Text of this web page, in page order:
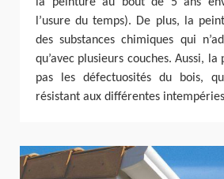
l’usure du temps). De plus, la
des substances chimiques qui
qu’avec plusieurs couches. Aussi,
pas les défectuosités du bois,
résistant aux différentes